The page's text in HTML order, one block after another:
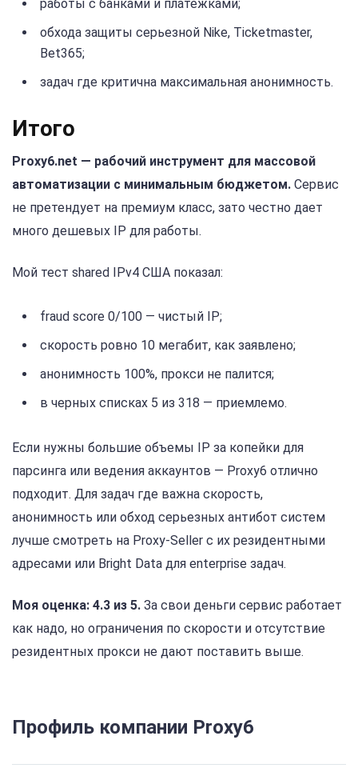
работы с банками и платежками;
обхода защиты серьезной Nike, Ticketmaster,
Bet365;
задач где критична максимальная анонимность.
Итого
Proxy6.net — рабочий инструмент для массовой
автоматизации с минимальным бюджетом. Сервис
не претендует на премиум класс, зато честно дает
много дешевых IP для работы.
Мой тест shared IPv4 США показал:
fraud score 0/100 — чистый IP;
скорость ровно 10 мегабит, как заявлено;
анонимность 100%, прокси не палится;
в черных списках 5 из 318 — приемлемо.
Если нужны большие объемы IP за копейки для
парсинга или ведения аккаунтов — Proxy6 отлично
подходит. Для задач где важна скорость,
анонимность или обход серьезных антибот систем
лучше смотреть на Proxy-Seller с их резидентными
адресами или Bright Data для enterprise задач.
Моя оценка: 4.3 из 5. За свои деньги сервис работает
как надо, но ограничения по скорости и отсутствие
резидентных прокси не дают поставить выше.
Профиль компании Proxy6